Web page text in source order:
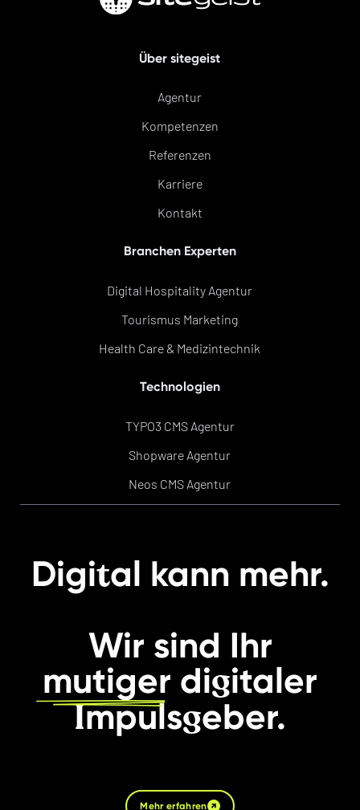
Über sitegeist
Agentur
Kompetenzen
Referenzen
Karriere
Kontakt
Branchen Experten
Digital Hospitality Agentur
Tourismus Marketing
Health Care & Medizintechnik
Technologien
TYPO3 CMS Agentur
Shopware Agentur
Neos CMS Agentur
Digital kann mehr.
Wir sind Ihr
mutiger digitaler
Impulsgeber.
Mehr erfahren